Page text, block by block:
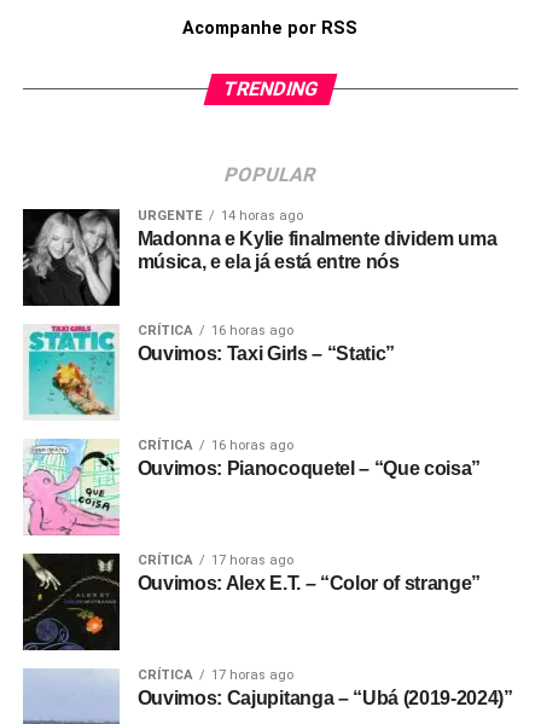
Acompanhe por RSS
TRENDING
POPULAR
URGENTE 14 horas ago
Madonna e Kylie finalmente dividem uma
música, e ela já está entre nós
CRÍTICA 16 horas ago
Ouvimos: Taxi Girls – “Static”
CRÍTICA 16 horas ago
Ouvimos: Pianocoquetel – “Que coisa”
CRÍTICA 17 horas ago
Ouvimos: Alex E.T. – “Color of strange”
CRÍTICA 17 horas ago
Ouvimos: Cajupitanga – “Ubá (2019-2024)”